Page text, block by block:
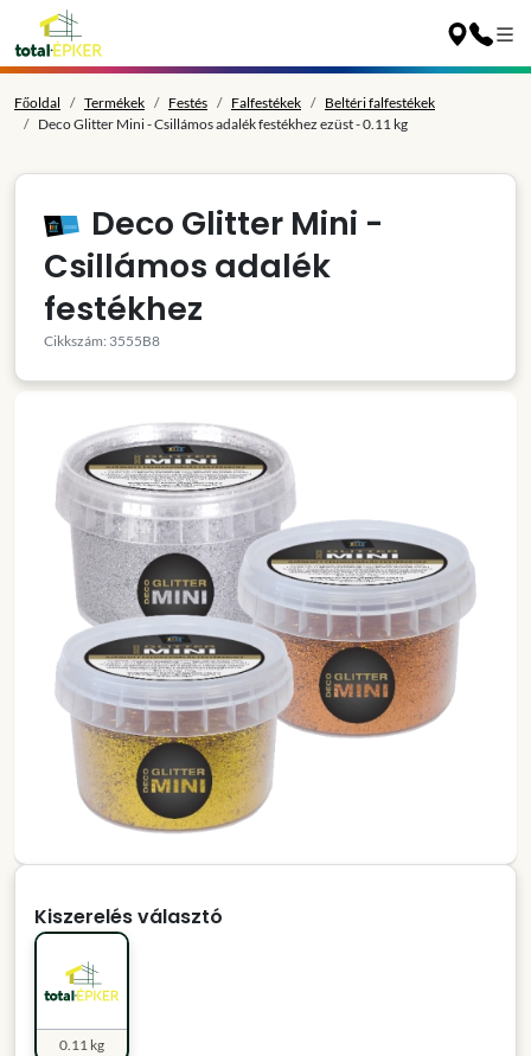
Főoldal Termékek Festés Falfestékek
Beltéri falfestékek
Deco Glitter Mini - Csillámos adalék festékhez ezüst - 0.11 kg
Deco Glitter Mini -
Csillámos adalék
festékhez
Cikkszám: 3555B8
Kiszerelés választó
0.11 kg